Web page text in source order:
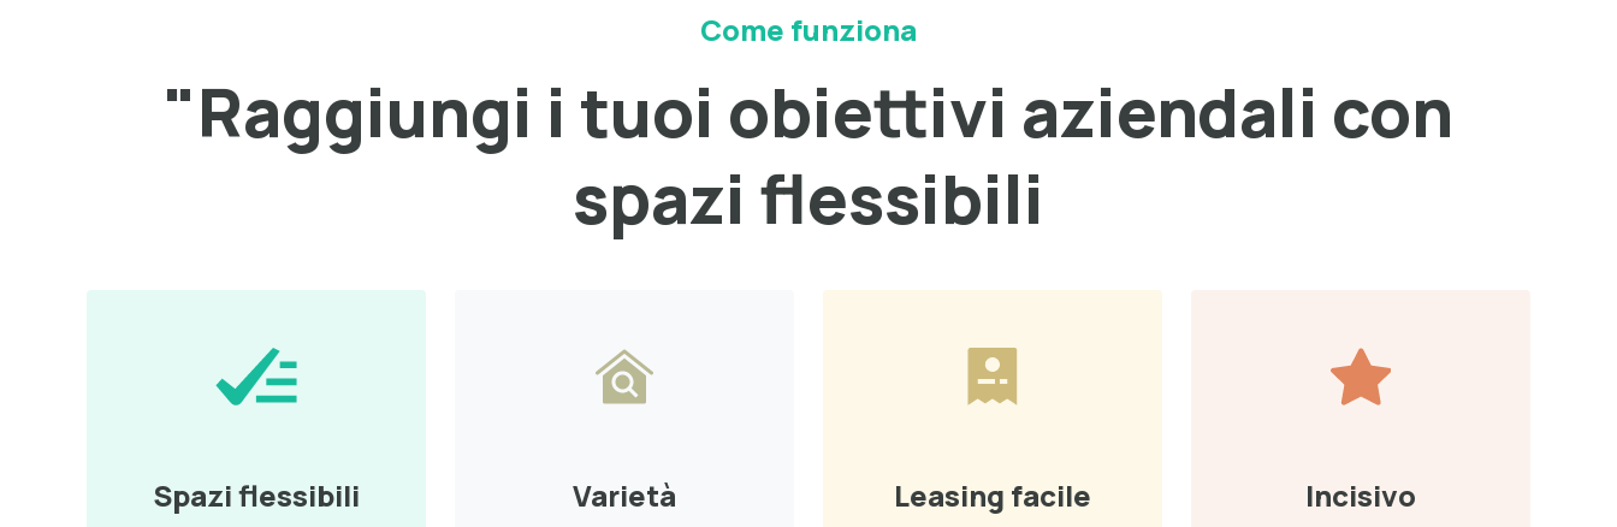
Come funziona
"Raggiungi i tuoi obiettivi aziendali con
spazi flessibili
Spazi flessibili Varietà Leasing facile Incisivo